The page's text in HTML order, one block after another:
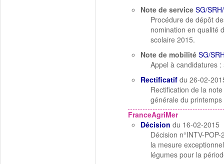
Note de service SG/
Procédure de dépôt
nomination en qualité
scolaire 2015.
Note de mobilité SG/
Appel à candidatures
Rectificatif du 26-02-
Rectification de la
générale du
FranceAgriMer
Décision du 16-02-2015
Décision n°INTV-
la mesure
légumes pour la